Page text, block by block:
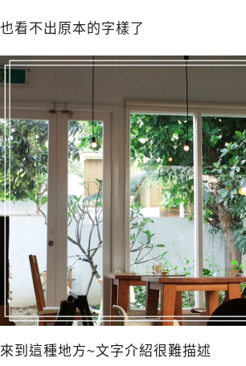
也看不出原本的字樣了
來到這種地方~文字介紹很難描述